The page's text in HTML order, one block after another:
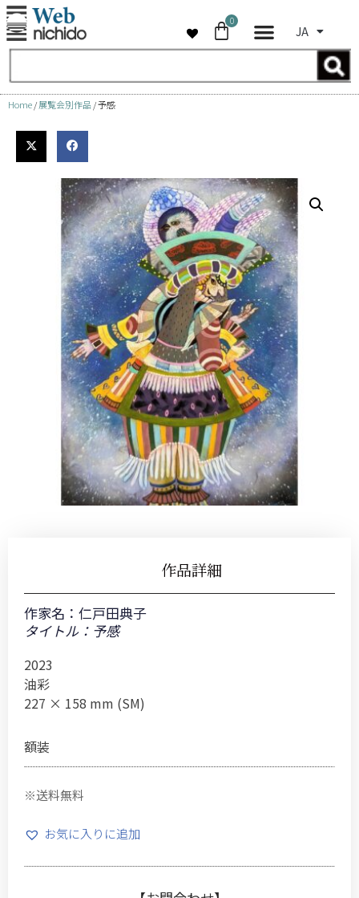
コ
テ
ン
ス
0
JA
Home/展覧会別作品 / 予感
作品詳細
作家名： 仁戸田典子
タイトル：予感
2023
油彩
227 × 158 mm (SM)
額装
※送料無料
お気に入りに追加